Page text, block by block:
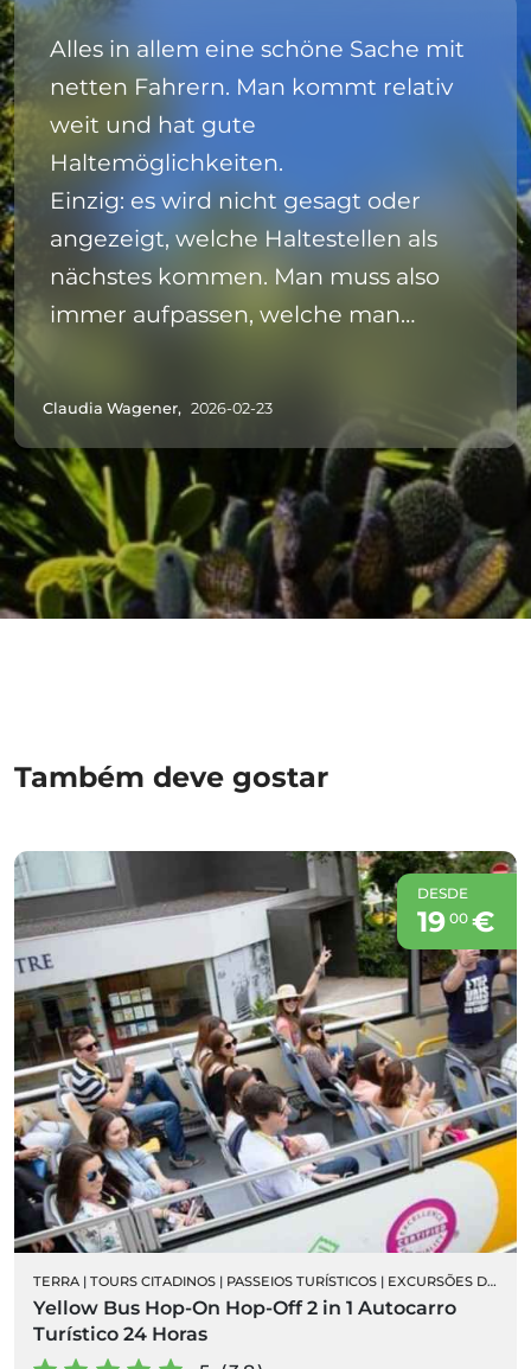
Alles in allem eine schöne Sache mit
netten Fahrern. Man kommt relativ
weit und hat gute
Haltemöglichkeiten.
Einzig: es wird nicht gesagt oder
angezeigt, welche Haltestellen als
nächstes kommen. Man muss also
immer aufpassen, welche man
Stop drückt.
Claudia Wagener, 2026-02-23
Também deve gostar
DESDE
19 00€
TERRA | TOURS CITADINOS | PASSEIOS TURÍSTICOS | EXCURSÕES DE AUTOCARRO
Yellow Bus Hop-On Hop-Off 2 in 1 Autocarro
Turístico 24 Horas